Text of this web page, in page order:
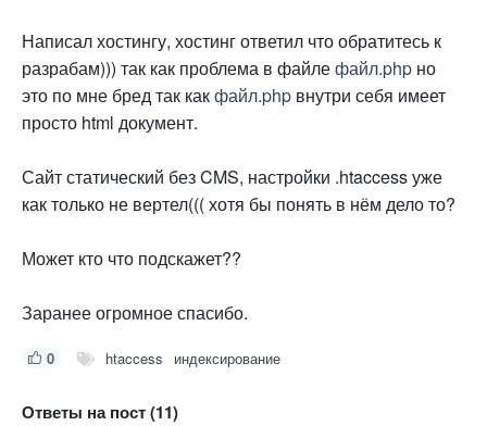
Написал хостингу, хостинг ответил что обратитесь к
разрабам))) так как проблема в файлефайл.php но
это по мне бред так какфайл.php внутри себя имеет
просто html документ.
Сайт статический без CMS, настройки .htaccess уже
как только не вертел((( хотя бы понять в нём дело то?
Может кто что подскажет??
Заранее огромное спасибо.
0 htaccess индексирование
Ответы на пост (11)